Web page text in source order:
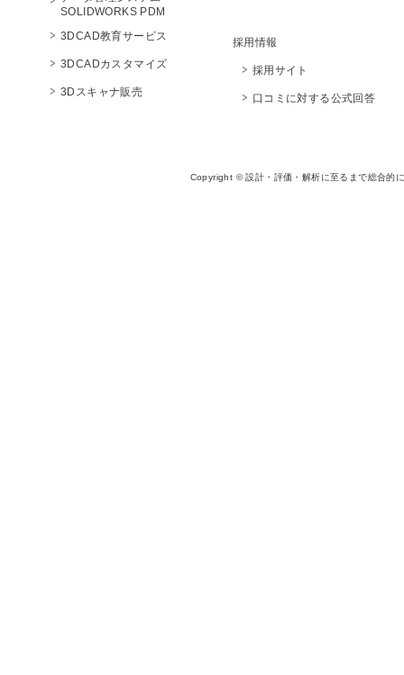
SOLIDWORKS PDM
3DCAD教育サービス
3DCADカスタマイズ
3Dスキャナ販売
採用情報
採用サイト
口コミに対する公式回答
Copyright © 設計・評価・解析に至るまで総合的